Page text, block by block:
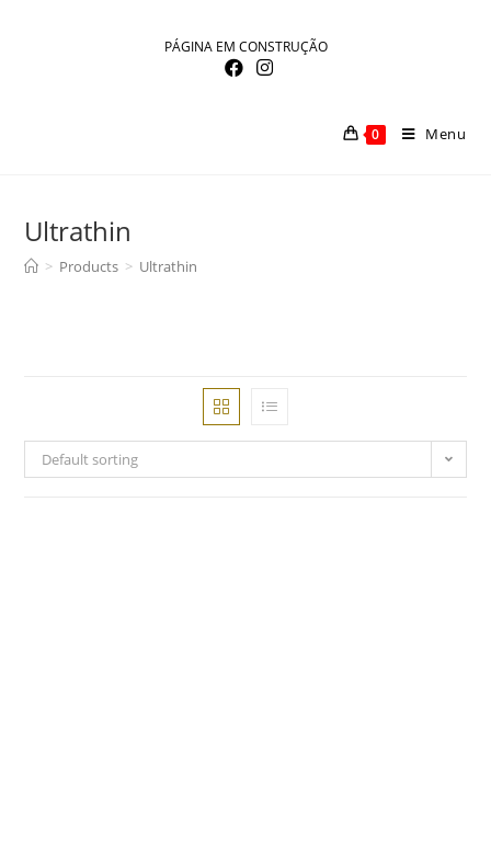
PÁGINA EM CONSTRUÇÃO
0 Menu
Ultrathin
> Products > Ultrathin
Default sorting